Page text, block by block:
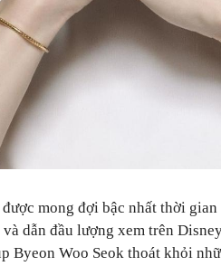
mong đợi bậc nhất thời
dẫn đầu lượng xem trên
Byeon Woo Seok thoát khỏi